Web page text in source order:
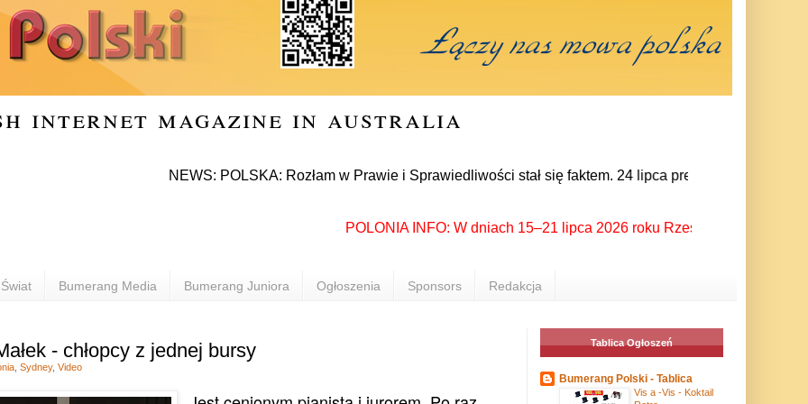
internet magazine in australia
NEWS: POLSKA: Rozłam w Prawie i Sprawiedliwości stał się faktem. 24 lipca prezes partii
POLONIA INFO: W dniach 15–21 lipca 2026 roku Rzeszów ponownie
Świat Bumerang Media Bumerang Juniora Ogłoszenia Sponsors Redakcja
- chłopcy z jednej bursy
, Sydney, Video
Tablica Ogłoszeń
Bumerang Polski - Tablica
Vis a -Vis - Koktail